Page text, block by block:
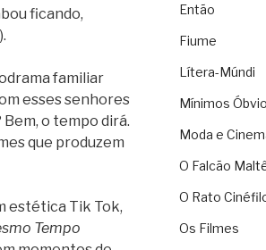
ficando,
familiar
esses senhores
o tempo dirá.
que produzem
estética Tik Tok,
Tempo
Então
Fiume
Lítera-Múndi
Mínimos
Moda e
O Falcão
O Rato
Os Filmes